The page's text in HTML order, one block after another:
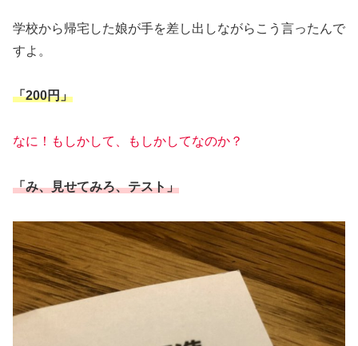
学校から帰宅した娘が手を差し出しながらこう言ったんで
すよ。
「200円」
なに！もしかして、もしかしてなのか？
「み、見せてみろ、テスト」